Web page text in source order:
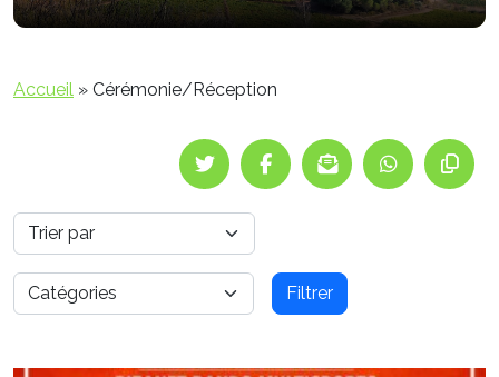
Accueil » Cérémonie/Réception
Filtrer